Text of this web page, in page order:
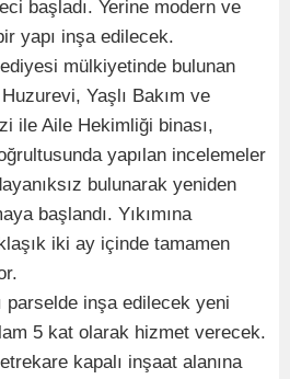
başladı. Yerine modern ve
yapı inşa edilecek.
mülkiyetinde bulunan
Yaşlı Bakım ve
ile Aile Hekimliği binası,
yapılan incelemeler
bulunarak yeniden
başlandı. Yıkımına
iki ay içinde tamamen
parselde inşa edilecek yeni
5 kat olarak hizmet verecek.
kapalı inşaat alanına